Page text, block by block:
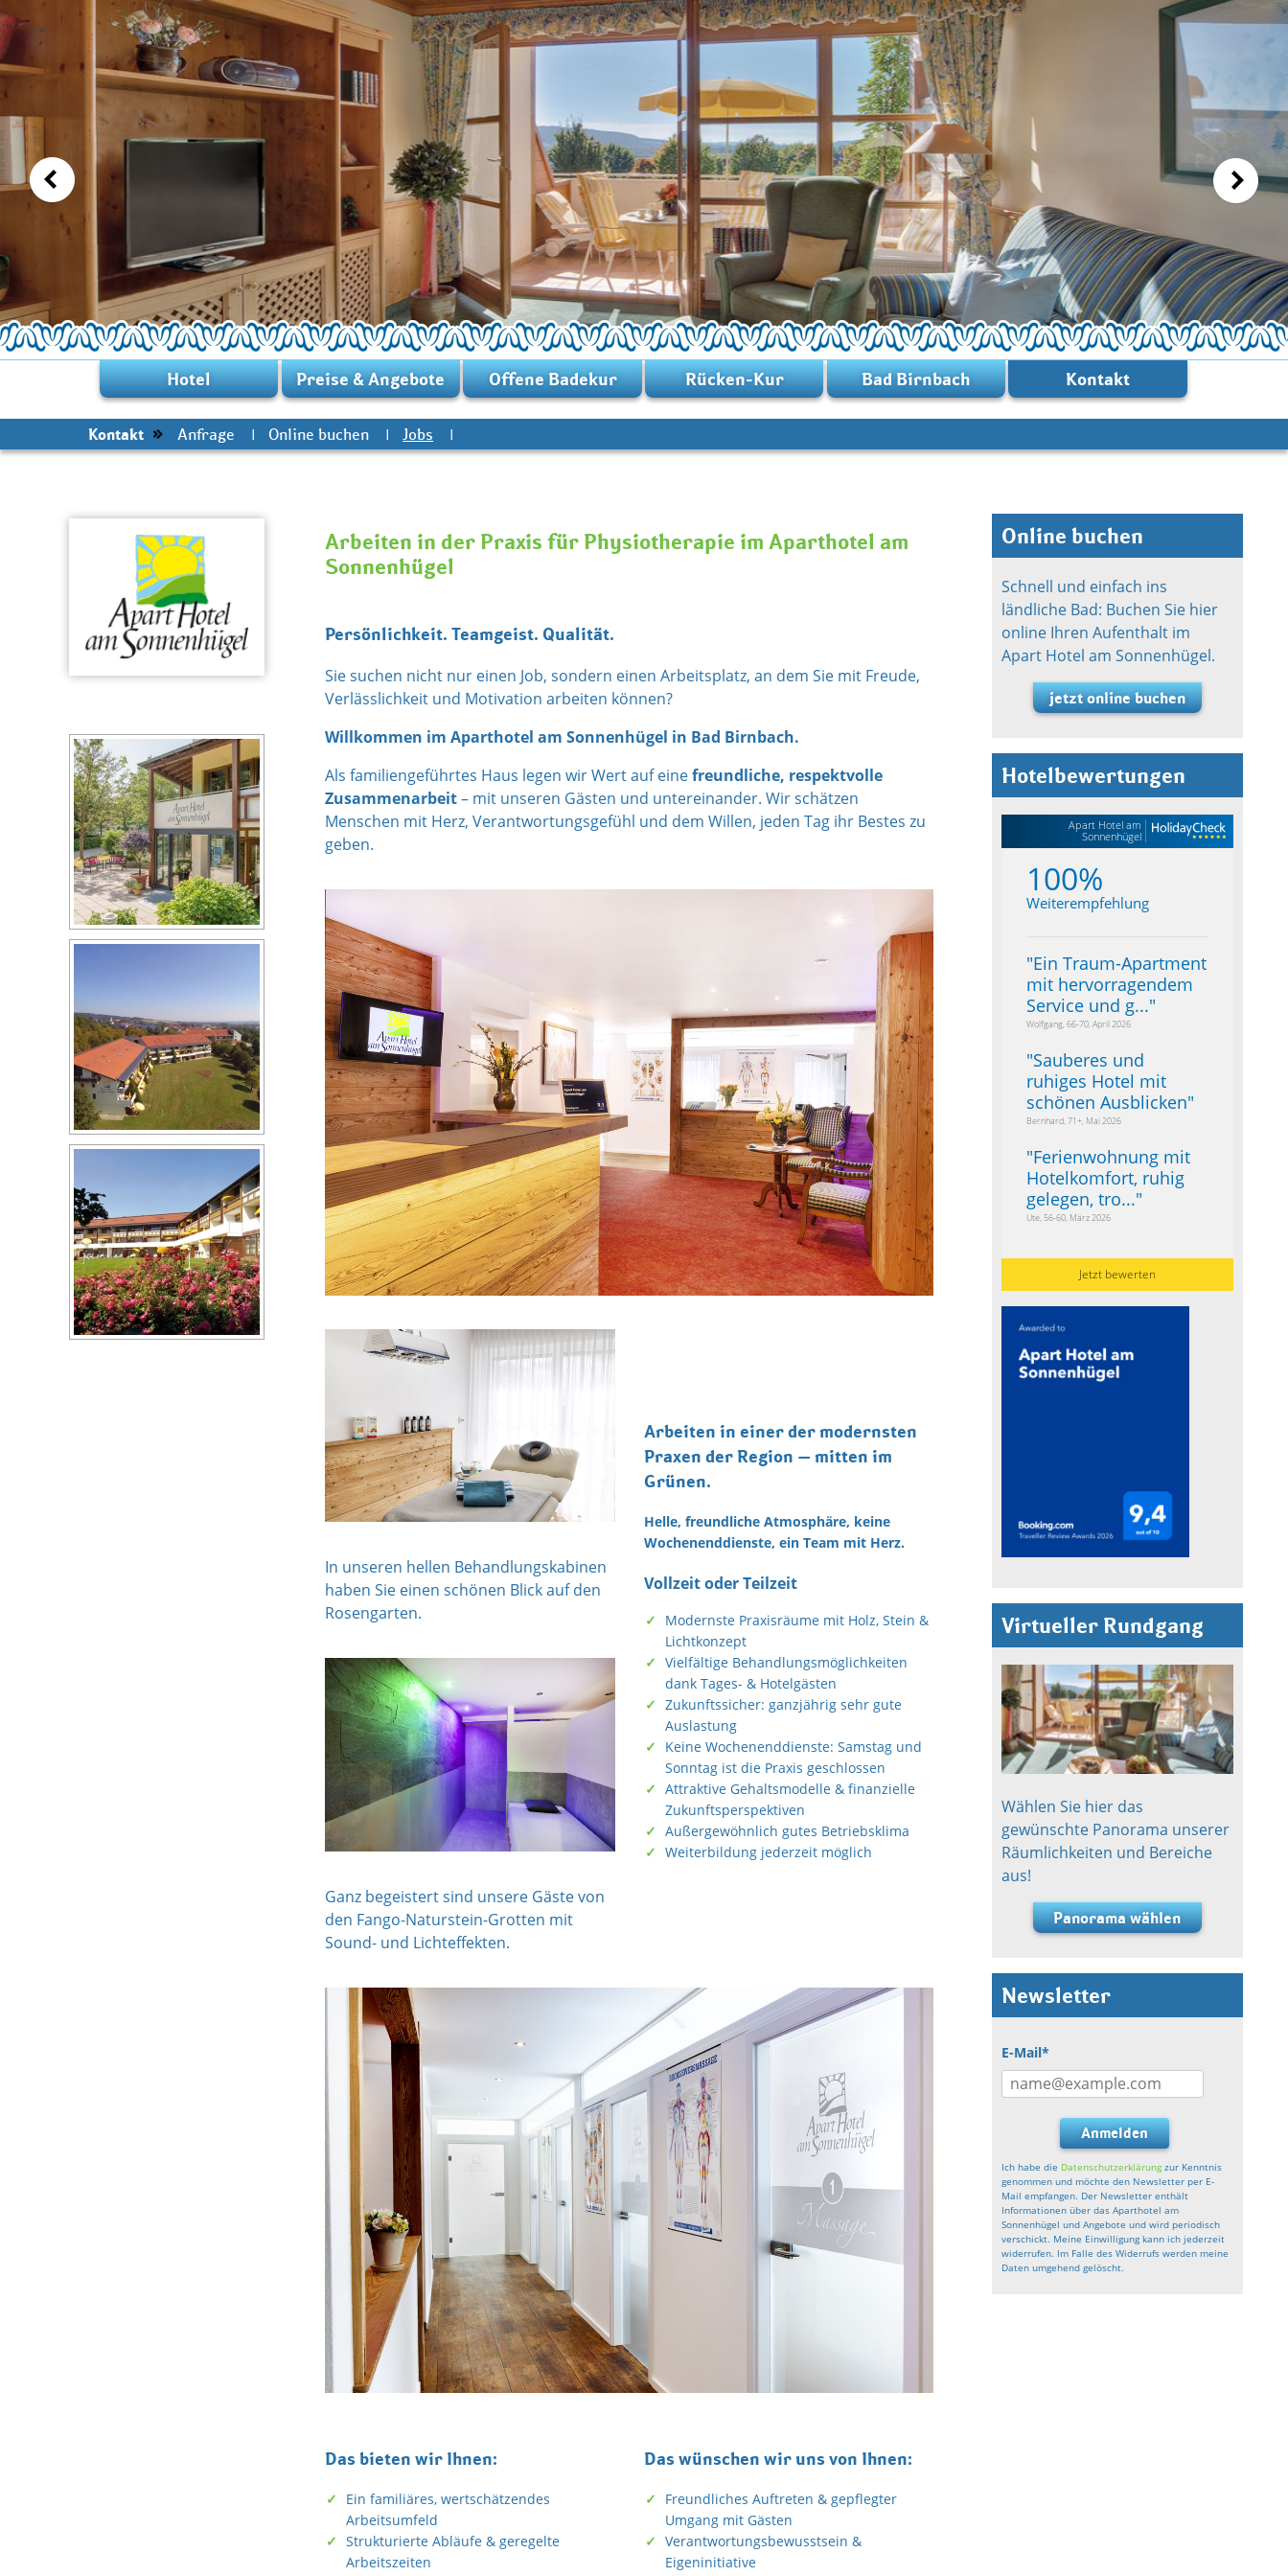
Hotel Preise & Angebote Offene Badekur Rücken-Kur Bad Birnbach Kontakt
Kontakt Anfrage Online buchen Jobs
Arbeiten in der Praxis für Physiotherapie im Aparthotel am
Sonnenhügel
Persönlichkeit. Teamgeist. Qualität.
Sie suchen nicht nur einen Job, sondern einen Arbeitsplatz, an dem Sie mit Freude,
Verlässlichkeit und Motivation arbeiten können?
Willkommen im Aparthotel am Sonnenhügel in Bad Birnbach.
Als familiengeführtes Haus legen wir Wert auf einefreundliche, respektvolle
Zusammenarbeit– mit unseren Gästen und untereinander. Wir schätzen
Menschen mit Herz, Verantwortungsgefühl und dem Willen, jeden Tag ihr Bestes zu
geben.
In unseren hellen Behandlungskabinen
haben Sie einen schönen Blick auf den
Rosengarten.
Ganz begeistert sind unsere Gäste von
den Fango-Naturstein-Grotten mit
Sound- und Lichteffekten.
Arbeiten in einer der modernsten
Praxen der Region – mitten im
Grünen.
Helle, freundliche Atmosphäre, keine
Wochenenddienste, ein Team mit Herz.
Vollzeit oder Teilzeit
Modernste Praxisräume mit Holz, Stein &
Lichtkonzept
Vielfältige Behandlungsmöglichkeiten
dank Tages- & Hotelgästen
Zukunftssicher: ganzjährig sehr gute
Auslastung
Keine Wochenenddienste: Samstag und
Sonntag ist die Praxis geschlossen
Attraktive Gehaltsmodelle & finanzielle
Zukunftsperspektiven
Außergewöhnlich gutes Betriebsklima
Weiterbildung jederzeit möglich
Das bieten wir Ihnen:
Ein familiäres, wertschätzendes
Arbeitsumfeld
Strukturierte Abläufe & geregelte
Arbeitszeiten
Das wünschen wir uns von Ihnen:
Freundliches Auftreten & gepflegter
Umgang mit Gästen
Verantwortungsbewusstsein &
Eigeninitiative
Online buchen
Schnell und einfach ins
ländliche Bad: Buchen Sie hier
online Ihren Aufenthalt im
Apart Hotel am Sonnenhügel.
jetzt online buchen
Hotelbewertungen
Apart Hotel am
Sonnenhügel
100%
Weiterempfehlung
"Ein Traum-Apartment
mit hervorragendem
Service und g..."
Wolfgang, 66-70, April 2026
"Sauberes und
ruhiges Hotel mit
schönen Ausblicken"
Bernhard, 71+, Mai 2026
"Ferienwohnung mit
Hotelkomfort, ruhig
gelegen, tro..."
Ute, 56-60, März 2026
Jetzt bewerten
Virtueller Rundgang
Wählen Sie hier das
gewünschte Panorama unserer
Räumlichkeiten und Bereiche
aus!
Panorama wählen
Newsletter
E-Mail*
Anmelden
Ich habe die Datenschutzerklärungzur Kenntnis
genommen und möchte den Newsletter per E-
Mail empfangen. Der Newsletter enthält
Informationen über das Aparthotel am
Sonnenhügel und Angebote und wird periodisch
verschickt. Meine Einwilligung kann ich jederzeit
widerrufen. Im Falle des Widerrufs werden meine
Daten umgehend gelöscht.